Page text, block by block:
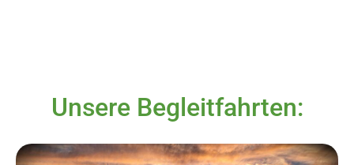
Unsere Begleitfahrten: